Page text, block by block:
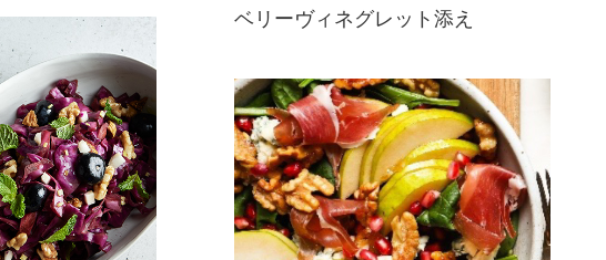
るみの食感がク
サラダ。塩昆布
味が絶妙にマッ
発酵食品で、腸
ングすることで、オメガ3脂肪酸や
ポリフェノールなども摂れる身体に
優しいレシピに。手作りのラズベリ
ーヴィネグレットでおいしく野菜を
いただき...
ベリーヴィネグレット添え